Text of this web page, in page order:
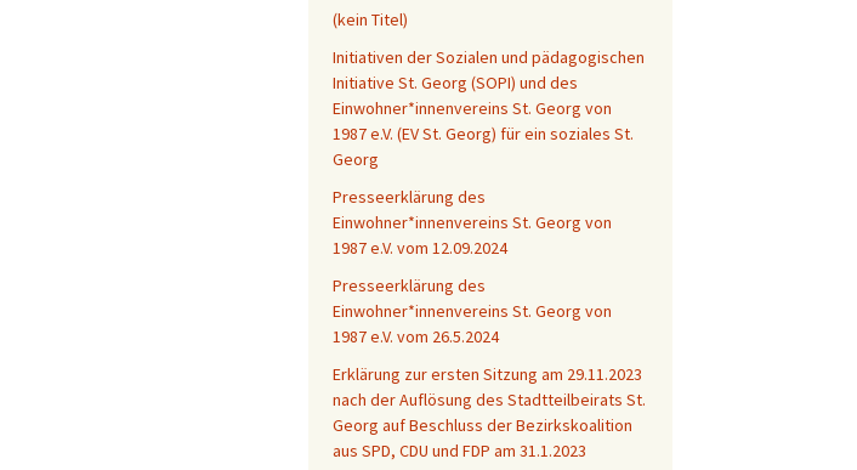
(kein Titel)
Initiativen der Sozialen und pädagogischen
Initiative St. Georg (SOPI) und des
Einwohner*innenvereins St. Georg von
1987 e.V. (EV St. Georg) für ein soziales St.
Georg
Presseerklärung des
Einwohner*innenvereins St. Georg von
1987 e.V. vom 12.09.2024
Presseerklärung des
Einwohner*innenvereins St. Georg von
1987 e.V. vom 26.5.2024
Erklärung zur ersten Sitzung am 29.11.2023
nach der Auflösung des Stadtteilbeirats St.
Georg auf Beschluss der Bezirkskoalition
aus SPD, CDU und FDP am 31.1.2023